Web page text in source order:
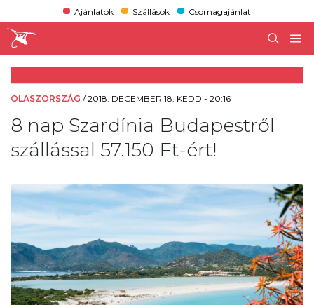
Ajánlatok Szállások Csomagajánlat
OLASZORSZÁG /2018. DECEMBER 18. KEDD - 20:16
8 nap Szardínia Budapestről
szállással 57.150 Ft-ért!